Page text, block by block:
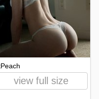
view full size